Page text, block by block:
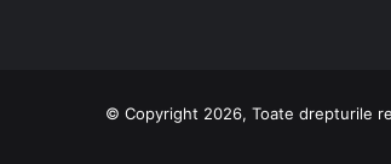
© Copyright 2026, Toate drepturile